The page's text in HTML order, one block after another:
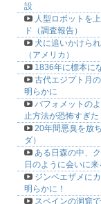
設
人型ロボットを
ド（調査報告）
犬に追いかけら
（アメリカ）
1836年に標本に
古代エジプト月
明らかに
バフォメットの
止方法が恐怖すぎた
20年間悪臭を放
ダ）
ある日森の中、
日のように会いに来
ジンベエザメに
明らかに！
スペインの洞窟